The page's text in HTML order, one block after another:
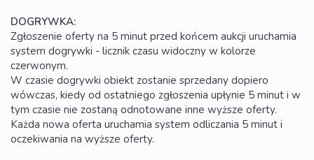
DOGRYWKA:
Zgłoszenie oferty na 5 minut przed końcem aukcji uruchamia
system dogrywki - licznik czasu widoczny w kolorze
czerwonym.
W czasie dogrywki obiekt zostanie sprzedany dopiero
wówczas, kiedy od ostatniego zgłoszenia upłynie 5 minut i w
tym czasie nie zostaną odnotowane inne wyższe oferty.
Każda nowa oferta uruchamia system odliczania 5 minut i
oczekiwania na wyższe oferty.